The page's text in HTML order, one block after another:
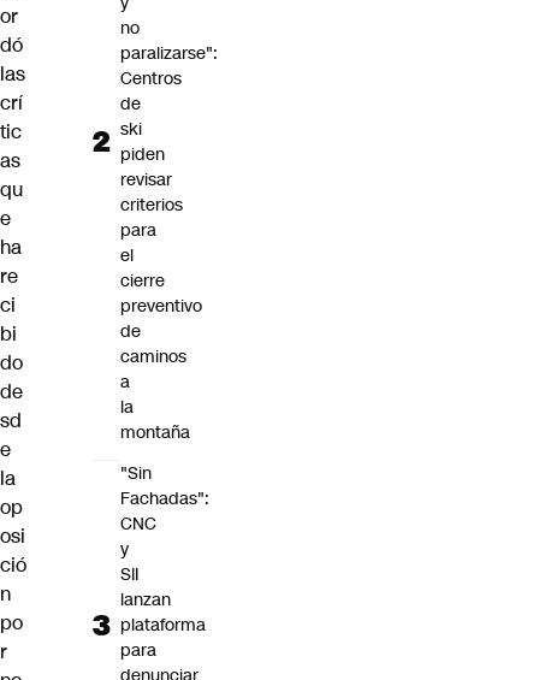
or
dó
las
crí
tic
as
qu
e
ha
re
ci
bi
do
de
sd
e
la
op
osi
ció
n
po
r
no
paralizarse":
Centros
de
ski
piden
revisar
criterios
para
el
cierre
preventivo
de
caminos
a
la
montaña
"Sin
Fachadas":
CNC
y
SII
lanzan
plataforma
para
denunciar